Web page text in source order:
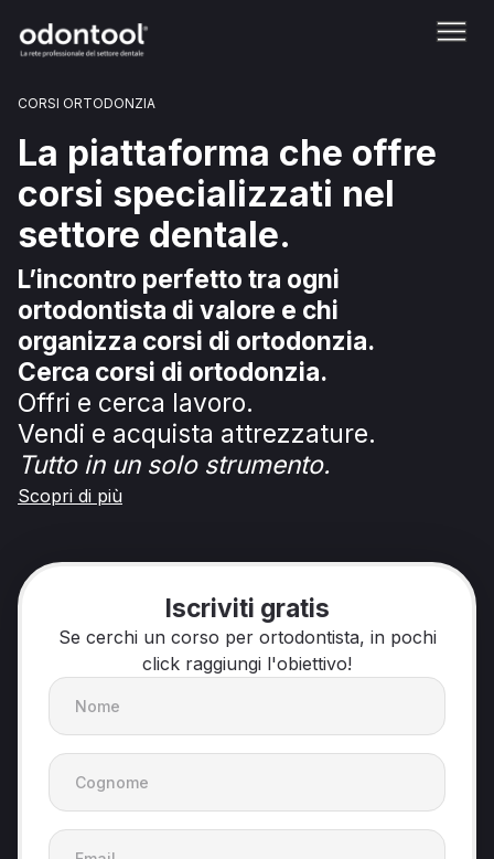
CORSI ORTODONZIA
La piattaforma che offre
corsi specializzati nel
settore dentale.
L’incontro perfetto tra ogni
ortodontista di valore e chi
organizza corsi di ortodonzia.
Cerca corsi di ortodonzia.
Offri e cerca lavoro.
Vendi e acquista attrezzature.
Tutto in un solo strumento.
Scopri di più
Iscriviti gratis
Se cerchi un corso per ortodontista, in pochi
click raggiungi l'obiettivo!